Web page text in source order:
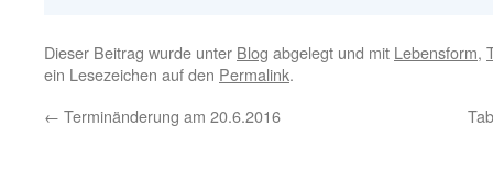
Dieser Beitrag wurde unter Blog abgelegt und mit Lebensform,
ein Lesezeichen auf den Permalink.
← Terminänderung am 20.6.2016